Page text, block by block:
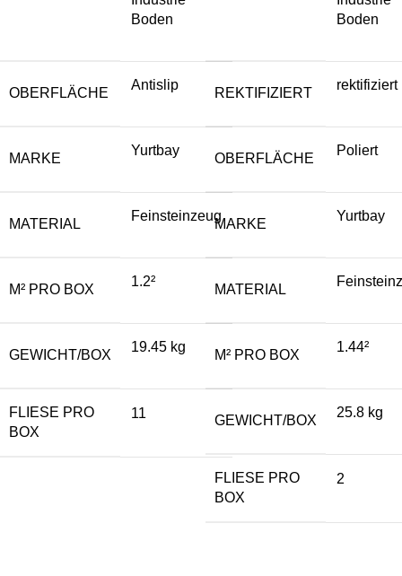
Boden
OBERFLÄCHE
Antislip
MARKE
Yurtbay
MATERIAL
Feinsteinzeug
M² PRO BOX
1.2²
GEWICHT/BOX
19.45 kg
FLIESE PRO
BOX
11
Boden
REKTIFIZIERT
rektifiziert
OBERFLÄCHE
Poliert
MARKE
Yurtbay
MATERIAL
M² PRO BOX
1.44²
GEWICHT/BOX
25.8 kg
FLIESE PRO
BOX
2